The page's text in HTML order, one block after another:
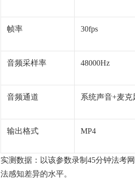
帧率 30fps
音频采样率 48000Hz
音频通道 系统声音+麦克
输出格式 MP4
实测数据：以该参数录制45分钟法考
法感知差异的水平。